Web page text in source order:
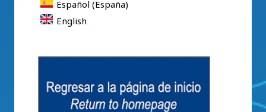
Español (España)
English